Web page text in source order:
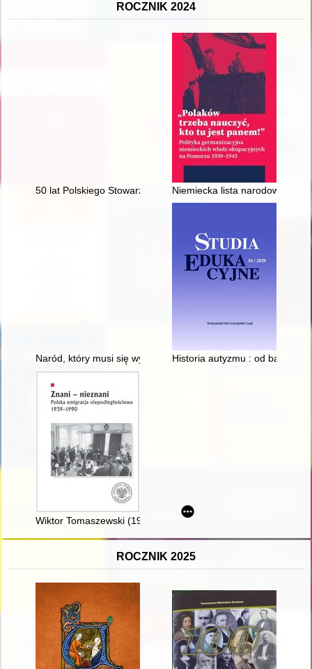
ROCZNIK 2024
50 lat Polskiego Stowarzyszenia Mykologów Budownictwa :
Niemiecka lista
Naród, który musi się wyspowiadać : bł. prymas Wyszyński o
Historia autyzmu : od baśni i
Wiktor Tomaszewski (1907-1995) : szkic do portretu
ROCZNIK 2025